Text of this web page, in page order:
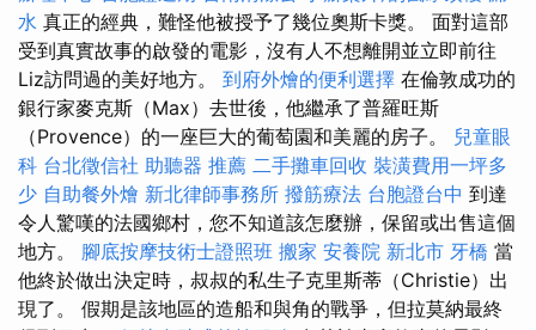
水 真正的經典，難怪他被授予了幾位奧斯卡獎。 面對這部
受到真實故事的啟發的電影，沒有人不想離開並立即前往
Liz訪問過的美好地方。 到府外燴的便利選擇 在倫敦成功的
銀行家麥克斯（Max）去世後，他繼承了普羅旺斯
（Provence）的一座巨大的葡萄園和美麗的房子。 兒童眼
科 台北徵信社 助聽器 推薦 二手攤車回收 裝潢費用一坪多
少 自助餐外燴 新北律師事務所 撥筋療法 台胞證台中 到達
令人驚嘆的法國鄉村，您不知道該怎麼辦，保留或出售這個
地方。 腳底按摩技術士證照班 搬家 安養院 新北市 牙橋 當
他終於做出決定時，叔叔的私生子克里斯蒂（Christie）出
現了。 假期是該地區的造船和與角的戰爭，但拉莫納最終